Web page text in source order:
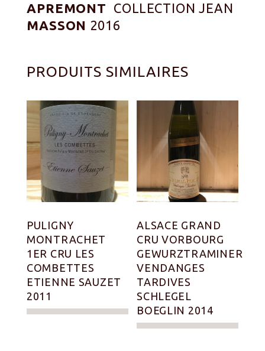
APREMONT COLLECTION JEAN
MASSON 2016
PRODUITS SIMILAIRES
PULIGNY
MONTRACHET
1ER CRU LES
COMBETTES
ETIENNE SAUZET
2011
ALSACE GRAND
CRU VORBOURG
GEWURZTRAMINER
VENDANGES
TARDIVES
SCHLEGEL
BOEGLIN 2014